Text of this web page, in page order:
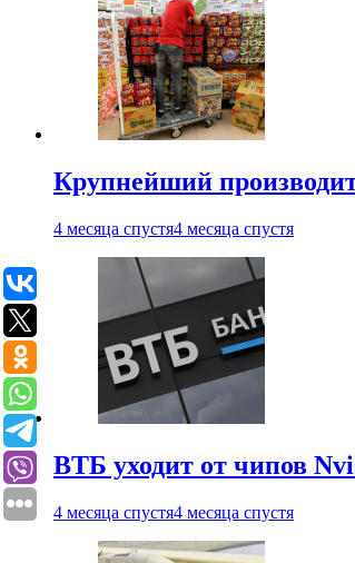
Крупнейший
4 месяца спустя4 месяца спустя
ВТБ уходит от чипов
4 месяца спустя4 месяца спустя